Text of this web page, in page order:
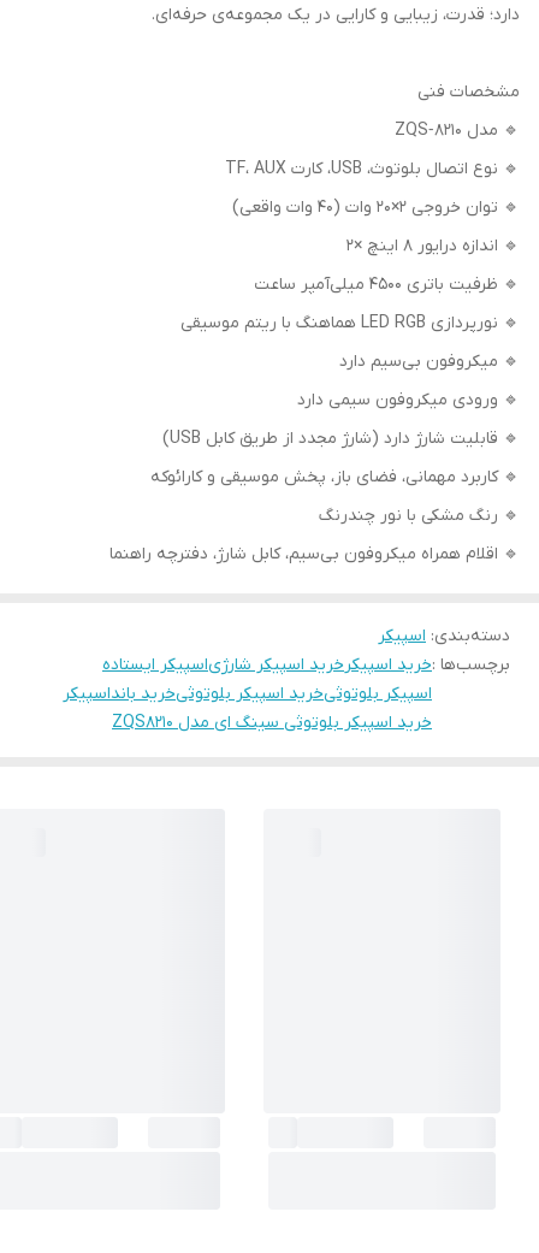
دارد؛ قدرت، زیبایی و کارایی در یک مجموعه‌ی حرفه‌ای.
مشخصات فنی
🔹 مدل ZQS‑8210
🔹 نوع اتصال بلوتوث، USB، کارت TF، AUX
🔹 توان خروجی ۲×۲۰ وات (۴۰ وات واقعی)
🔹 اندازه درایور ۸ اینچ ×۲
🔹 ظرفیت باتری ۴۵۰۰ میلی‌آمپر ساعت
🔹 نورپردازی LED RGB هماهنگ با ریتم موسیقی
🔹 میکروفون بی‌سیم دارد
🔹 ورودی میکروفون سیمی دارد
🔹 قابلیت شارژ دارد (شارژ مجدد از طریق کابل USB)
🔹 کاربرد مهمانی، فضای باز، پخش موسیقی و کارائوکه
🔹 رنگ مشکی با نور چندرنگ
🔹 اقلام همراه میکروفون بی‌سیم، کابل شارژ، دفترچه راهنما
دسته‌بندی: اسپیکر
برچسب‌ها :خرید اسپیکرخرید اسپیکر شارژیاسپیکر ایستاده
اسپیکر بلوتوثیخرید اسپیکر بلوتوثیخرید بانداسپیکر
خرید اسپیکر بلوتوثی سینگ ای مدل ZQS8210